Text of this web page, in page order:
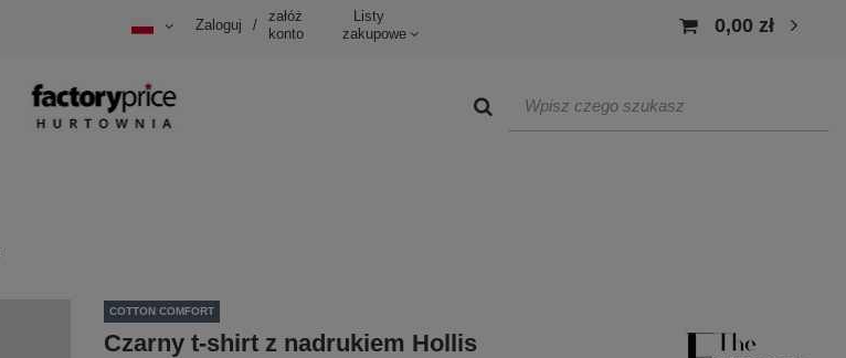
Zaloguj /
załóż
konto
Listy
zakupowe
0,00 zł
COTTON COMFORT
Czarny t-shirt z nadrukiem Hollis